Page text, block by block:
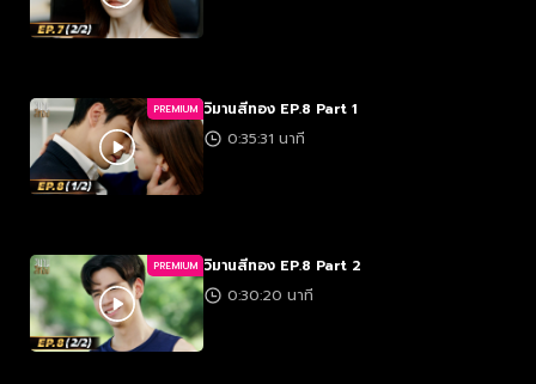
PREMIUM วิมานสีทอง EP.8 Part 1
0:35:31 นาที
PREMIUM วิมานสีทอง EP.8 Part 2
0:30:20 นาที